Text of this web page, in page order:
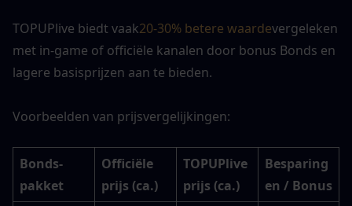
TOPUPlive biedt vaak20-30% betere waardevergeleken
met in-game of officiële kanalen door bonus Bonds en
lagere basisprijzen aan te bieden.
Voorbeelden van prijsvergelijkingen:
Bonds-
pakket
Officiële
prijs (ca.)
TOPUPlive
prijs (ca.)
Besparing
en / Bonus